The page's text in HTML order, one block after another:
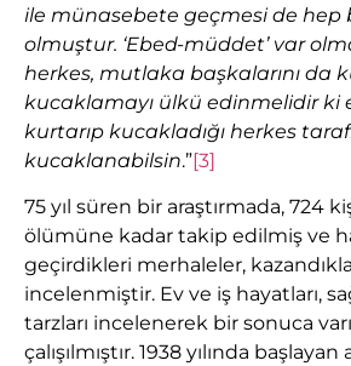
ile münasebete geçmesi de hep
olmuştur. ‘E­­bed-müddet’ var
herkes, mut­la­ka başkalarını da
kucaklamayı ül­­kü edinmelidir ki
kurtarıp kucakladığı herkes
kucaklanabilsin.”[3]
75 yıl süren bir araştırmada, 724
ölümüne kadar takip edilmiş ve
geçirdikleri merhaleler,
incelenmiştir. Ev ve iş hayatları,
tarzları incelenerek bir sonuca
çalışılmıştır. 1938 yılında